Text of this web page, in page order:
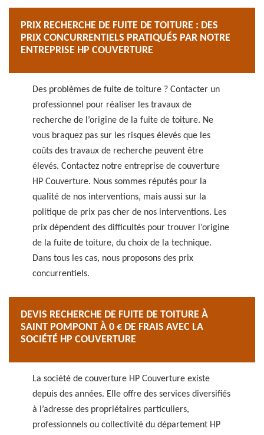
PRIX RECHERCHE DE FUITE DE TOITURE : DES
PRIX CONCURRENTIELS PRATIQUÉS PAR NOTRE
ENTREPRISE HP COUVERTURE
Des problèmes de fuite de toiture ? Contacter un
professionnel pour réaliser les travaux de
recherche de l’origine de la fuite de toiture. Ne
vous braquez pas sur les risques élevés que les
coûts des travaux de recherche peuvent être
élevés. Contactez notre entreprise de couverture
HP Couverture. Nous sommes réputés pour la
qualité de nos interventions, mais aussi sur la
politique de prix pas cher de nos interventions. Les
prix dépendent des difficultés pour trouver l’origine
de la fuite de toiture, du choix de la technique.
Dans tous les cas, nous proposons des prix
concurrentiels.
DEVIS RECHERCHE DE FUITE DE TOITURE À
SAINT POMPONT À 0 € DE FRAIS AVEC LA
SOCIÉTÉ HP COUVERTURE
La société de couverture HP Couverture existe
depuis des années. Elle offre des services diversifiés
à l’adresse des propriétaires particuliers,
professionnels ou collectivité du département HP